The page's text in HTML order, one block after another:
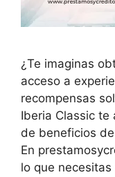
¿Te imaginas
acceso a
recompensas
Iberia Classic te
de beneficios
En
lo que